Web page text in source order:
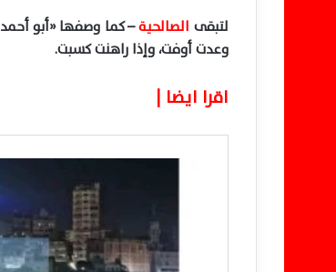
لتبقى الصالحية–كما وصفها«أبو أحمد
وعدت أوفت، وإذا راهنت كسبت.
اقرا ايضا |